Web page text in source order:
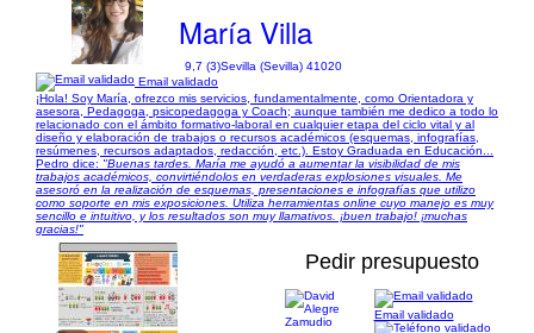
María Villa
9,7 (3)Sevilla (Sevilla) 41020
Email validado
¡Hola! Soy María, ofrezco mis servicios, fundamentalmente, como Orientadora y
asesora, Pedagoga, psicopedagoga y Coach; aunque también me dedico a todo lo
relacionado con el ámbito formativo-laboral en cualquier etapa del ciclo vital y al
diseño y elaboración de trabajos o recursos académicos (esquemas, infografías,
resúmenes, recursos adaptados, redacción, etc.). Estoy Graduada en Educación...
Pedro dice: "Buenas tardes. María me ayudó a aumentar la visibilidad de mis
trabajos académicos, convirtiéndolos en verdaderas explosiones visuales. Me
asesoró en la realización de esquemas, presentaciones e infografías que utilizo
como soporte en mis exposiciones. Utiliza herramientas online cuyo manejo es muy
sencillo e intuitivo, y los resultados son muy llamativos. ¡buen trabajo! ¡muchas
gracias!"
Pedir presupuesto
Email validado